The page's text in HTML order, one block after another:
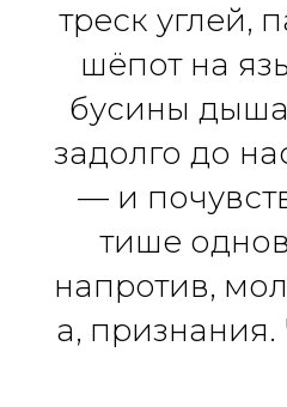
треск углей,
шёпот на
бусины
задолго до
— и
тише
напротив,
а, признания.